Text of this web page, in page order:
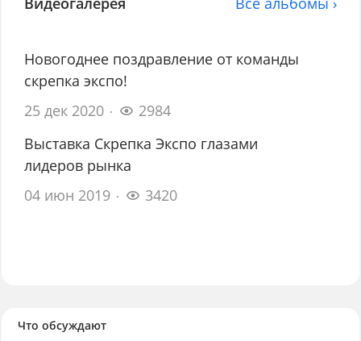
Новогоднее поздравление от команды
скрепка экспо!
25 дек 2020
2984
Выставка Скрепка Экспо глазами
лидеров рынка
04 июн 2019
3420
Что обсуждают